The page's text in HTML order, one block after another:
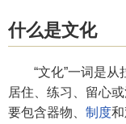
什么是文化
“文化”一词是从
居住、练习、留心
要包含器物、 制度